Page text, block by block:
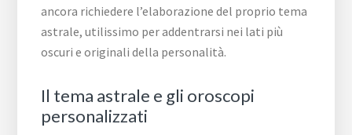
ancora richiedere l’elaborazione del proprio tema
astrale, utilissimo per addentrarsi nei lati più
oscuri e originali della personalità.
Il tema astrale e gli oroscopi
personalizzati